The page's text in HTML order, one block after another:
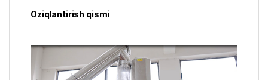
Oziqlantirish qismi